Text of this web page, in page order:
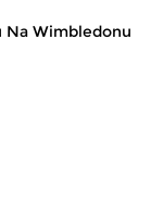
Na Wimbledonu